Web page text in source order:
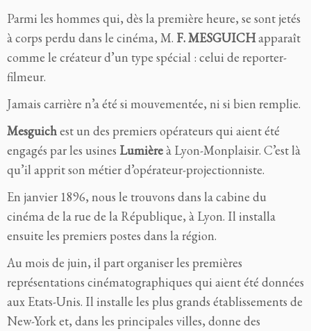
Parmi les hommes qui, dès la première heure, se sont jetés
à corps perdu dans le cinéma, M. F. MESGUICHapparaît
comme le créateur d’un type spécial : celui de reporter-
filmeur.
Jamais carrière n’a été si mouvementée, ni si bien remplie.
Mesguichest un des premiers opérateurs qui aient été
engagés par les usines Lumièreà Lyon-Monplaisir. C’est là
qu’il apprit son métier d’opérateur-projectionniste.
En janvier 1896, nous le trouvons dans la cabine du
cinéma de la rue de la République, à Lyon. Il installa
ensuite les premiers postes dans la région.
Au mois de juin, il part organiser les premières
représentations cinématographiques qui aient été données
aux Etats-Unis. Il installe les plus grands établissements de
New-York et, dans les principales villes, donne des